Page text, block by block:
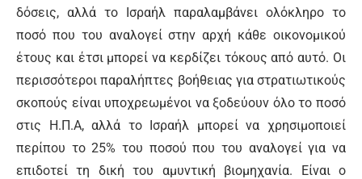
δόσεις, αλλά το Ισραήλ παραλαμβάνει ολόκληρο το
ποσό που του αναλογεί στην αρχή κάθε οικονομικού
έτους και έτσι μπορεί να κερδίζει τόκους από αυτό. Οι
περισσότεροι παραλήπτες βοήθειας για στρατιωτικούς
σκοπούς είναι υποχρεωμένοι να ξοδεύουν όλο το ποσό
στις Η.Π.Α, αλλά το Ισραήλ μπορεί να χρησιμοποιεί
περίπου το 25% του ποσού που του αναλογεί για να
επιδοτεί τη δική του αμυντική βιομηχανία. Είναι ο